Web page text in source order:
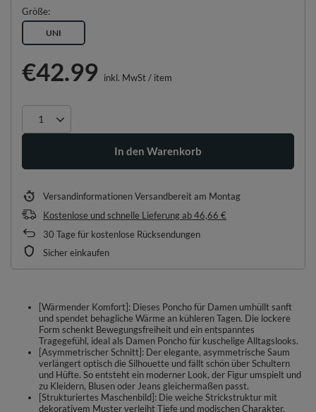
Größe
UNI
€42.99 inkl. MwSt/ item
In den Warenkorb
VersandinformationenVersandbereit am Montag
Kostenlose und schnelle Lieferungab46,66 €
30 Tage für kostenlose Rücksendungen
Sicher einkaufen
[Wärmender Komfort]: Dieses Poncho für Damen umhüllt sanft
und spendet behagliche Wärme an kühleren Tagen. Die lockere
Form schenkt Bewegungsfreiheit und ein entspanntes
Tragegefühl, ideal als Damen Poncho für kuschelige Alltagslooks.
[Asymmetrischer Schnitt]: Der elegante, asymmetrische Saum
verlängert optisch die Silhouette und fällt schön über Schultern
und Hüfte. So entsteht ein moderner Look, der Figur umspielt und
zu Kleidern, Blusen oder Jeans gleichermaßen passt.
[Strukturiertes Maschenbild]: Die weiche Strickstruktur mit
dekorativem Muster verleiht Tiefe und modischen Charakter.